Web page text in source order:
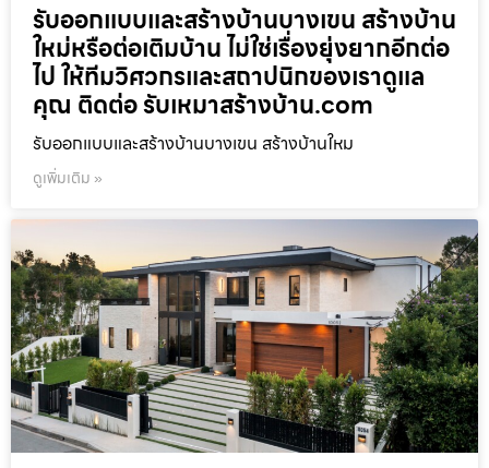
รับออกแบบและสร้างบ้านบางเขน สร้างบ้าน
ใหม่หรือต่อเติมบ้าน ไม่ใช่เรื่องยุ่งยากอีกต่อ
ไป ให้ทีมวิศวกรและสถาปนิกของเราดูแล
คุณ ติดต่อ รับเหมาสร้างบ้าน.com
รับออกแบบและสร้างบ้านบางเขน สร้างบ้านใหม
ดูเพิ่มเติม »